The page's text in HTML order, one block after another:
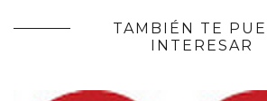
TAMBIÉN TE
INTERESAR